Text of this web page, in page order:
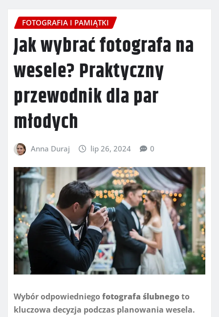
FOTOGRAFIA I PAMIĄTKI
Jak wybrać fotografa na
wesele? Praktyczny
przewodnik dla par
młodych
Anna Duraj lip 26, 2024 0
Wybór odpowiedniego fotografa ślubnegoto
kluczowa decyzja podczas planowania wesela.